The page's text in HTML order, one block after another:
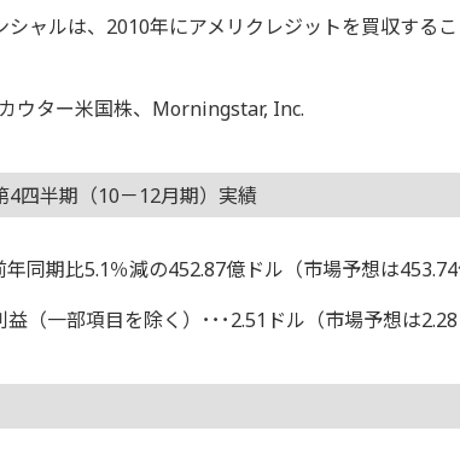
シャルは、2010年にアメリクレジットを買収する
ウター米国株、Morningstar, Inc.
4四半期（10－12月期）実績
同期比5.1％減の452.87億ドル（市場予想は453.74
（一部項目を除く）･･･2.51ドル（市場予想は2.28